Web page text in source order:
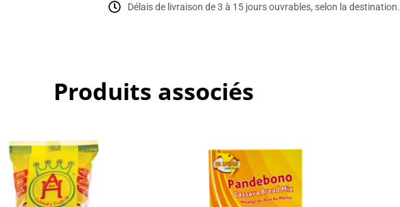
Délais de livraison de 3 à 15 jours ouvrables, selon la destination.
Produits associés